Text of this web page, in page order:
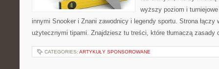
wyższy poziom i
innymi Snooker i Znani zawodnicy i legendy sportu. Strona łączy
użytecznymi tipami. Znajdziesz tu treści, które tłumaczą
CATEGORIES: ARTYKUŁY SPONSOROWANE